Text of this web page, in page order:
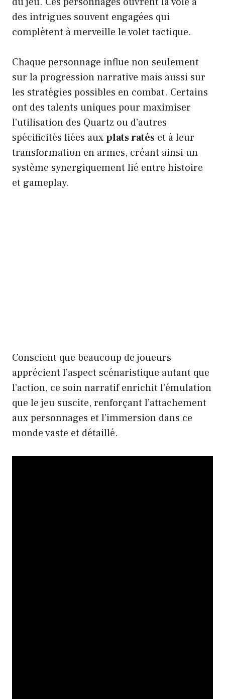
des intrigues souvent engagées qui
complètent à merveille le volet tactique.
Chaque personnage influe non seulement
sur la progression narrative mais aussi sur
les stratégies possibles en combat. Certains
ont des talents uniques pour maximiser
l’utilisation des Quartz ou d’autres
spécificités liées auxplats ratés et à leur
transformation en armes, créant ainsi un
système synergiquement lié entre histoire
et gameplay.
Conscient que beaucoup de joueurs
apprécient l’aspect scénaristique autant que
l’action, ce soin narratif enrichit l’émulation
que le jeu suscite, renforçant l’attachement
aux personnages et l’immersion dans ce
monde vaste et détaillé.